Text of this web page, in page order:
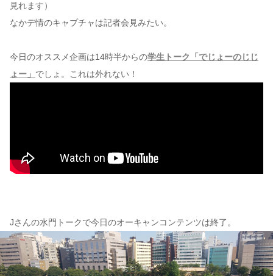
見れます）
なかデ情のキャプチャは記者会見みたい。
今日のオススメ企画は14時半からの学生トーク「でじょーのじじ
ょー」 でしょ。これは外れない！
Jさんの水門トークで今日のオーキャンコンテンツは終了。